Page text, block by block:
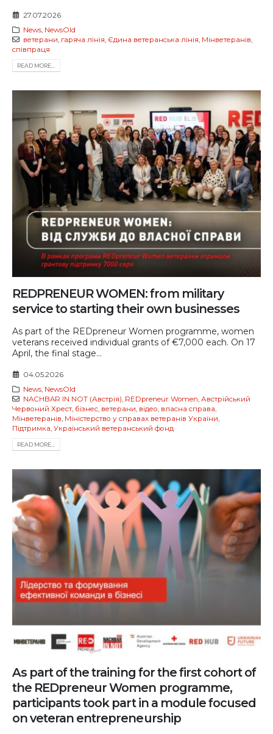
27.07.2026
News, NewsOld
ветерани гаряча лінія Єдина ветеранська лінія Мінветеранів
співпраця
READ MORE...
REDPRENEUR WOMEN: from military
service to starting their own businesses
As part of the REDpreneur Women programme, women
veterans received individual grants of €7,000 each. On 17
April, the final stage...
04.05.2026
News, NewsOld
NACHBAR IN NOT (Австрія), REDpreneur Women, Австрійський
Червоний Хрест, бізнес, ветерани, відео, власна справа,
Мінветеранів, Міністерство у справах ветеранів України,
Підтримка, Український ветеранський фонд
READ MORE...
As part of the training for the first cohort of
the REDpreneur Women programme,
participants took part in a module focused
on veteran entrepreneurship